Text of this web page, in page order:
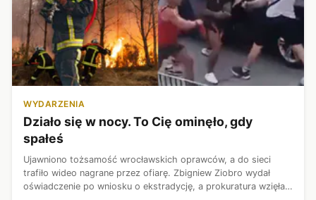
WYDARZENIA
Działo się w nocy. To Cię ominęło, gdy
spałeś
Ujawniono tożsamość wrocławskich oprawców, a do sieci
trafiło wideo nagrane przez ofiarę. Zbigniew Ziobro wydał
oświadczenie po wniosku o ekstradycję, a prokuratura wzięła